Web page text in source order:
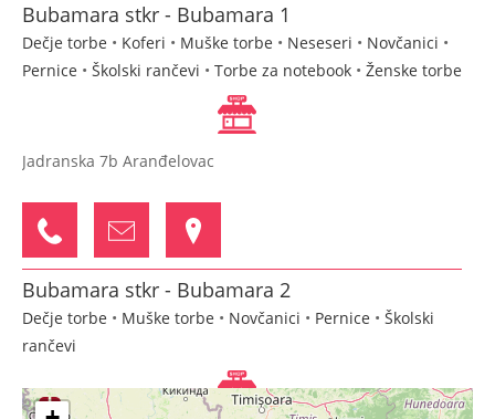
Bubamara stkr - Bubamara 1
Dečje torbe • Koferi • Muške torbe • Neseseri • Novčanici •
Pernice • Školski rančevi • Torbe za notebook • Ženske torbe
Jadranska 7b Aranđelovac
Bubamara stkr - Bubamara 2
Dečje torbe • Muške torbe • Novčanici • Pernice • Školski
rančevi